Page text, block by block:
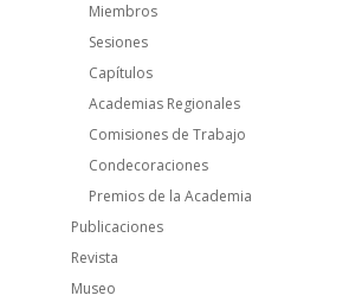
Miembros
Sesiones
Capítulos
Academias Regionales
Comisiones de Trabajo
Condecoraciones
Premios de la Academia
Publicaciones
Revista
Museo